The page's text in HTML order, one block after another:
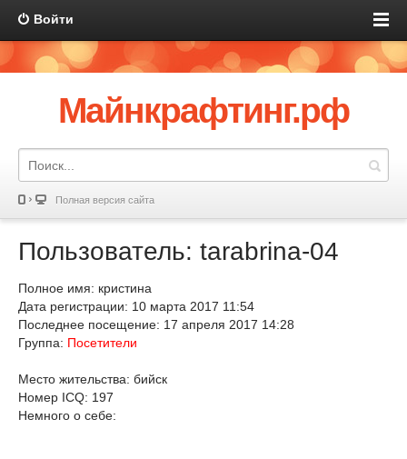
Войти
Майнкрафтинг.рф
Полная версия сайта
Пользователь: tarabrina-04
Полное имя: кристина
Дата регистрации: 10 марта 2017 11:54
Последнее посещение: 17 апреля 2017 14:28
Группа: Посетители
Место жительства: бийск
Номер ICQ: 197
Немного о себе: